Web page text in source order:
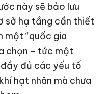
này sẽ bảo lưu
sở hạ tầng cần thiết
một “quốc gia
chọn - tức một
đầy đủ các yếu tố
hạt nhân mà chưa